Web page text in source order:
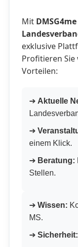
Mit DMSG4me
exklusive
Profitieren
Vorteilen:
➔ Aktuelle
➔
einem Klick.
➔ Beratung:
Stellen.
➔ Wissen:
MS.
➔ Sicherheit: